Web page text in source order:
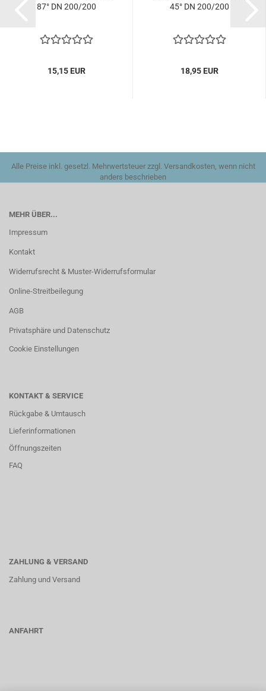
87° DN 200/200
15,15 EUR
45° DN 200/200
18,95 EUR
Alle Preise inkl. gesetzl. Mehrwertsteuer zzgl. Versandkosten, wenn nicht
anders beschrieben
MEHR ÜBER...
Impressum
Kontakt
Widerrufsrecht & Muster-Widerrufsformular
Online-Streitbeilegung
AGB
Privatsphäre und Datenschutz
Cookie Einstellungen
KONTAKT & SERVICE
Rückgabe & Umtausch
Lieferinformationen
Öffnungszeiten
FAQ
ZAHLUNG & VERSAND
Zahlung und Versand
ANFAHRT